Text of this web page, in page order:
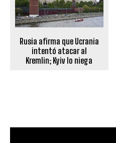
Rusia afirma que Ucrania
intentó atacar al
Kremlin; Kyiv lo niega